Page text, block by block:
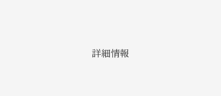
詳細情報